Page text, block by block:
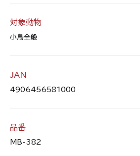
対象動物
小鳥全般
JAN
4906456581000
品番
MB-382